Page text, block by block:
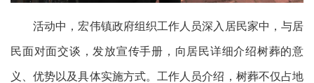
活动中，宏伟镇政府组织工作人员深入居民家中，与居
民面对面交谈，发放宣传手册，向居民详细介绍树葬的意
义、优势以及具体实施方式。工作人员介绍，树葬不仅占地